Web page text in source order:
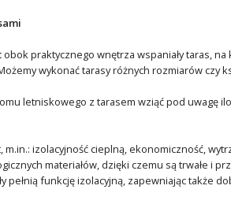
praktycznego wnętrza wspaniały taras,
wykonać tarasy różnych rozmiarów czy
letniskowego z tarasem wziąć pod uwagę
izolacyjność cieplną, ekonomiczność,
materiałów, dzięki czemu są trwałe i
pełnią funkcję izolacyjną, zapewniając także